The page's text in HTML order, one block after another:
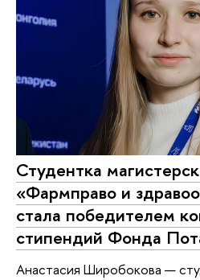
Студентка
«Фармправо и
стала победителем
стипендий Фонда
Анастасия Широбокова —